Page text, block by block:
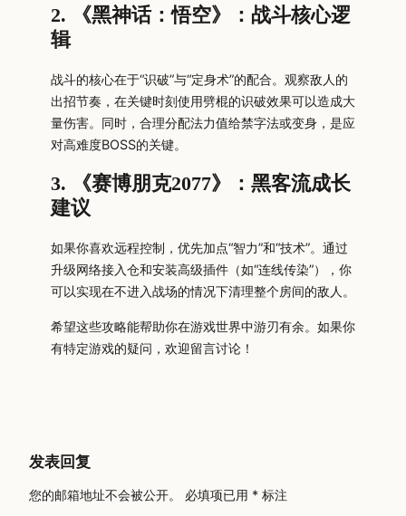
2. 《黑神话：悟空》：战斗核心逻
辑
战斗的核心在于“识破”与“定身术”的配合。观察敌人的
出招节奏，在关键时刻使用劈棍的识破效果可以造成大
量伤害。同时，合理分配法力值给禁字法或变身，是应
对高难度BOSS的关键。
3. 《赛博朋克2077》：黑客流成长
建议
如果你喜欢远程控制，优先加点“智力”和“技术”。通过
升级网络接入仓和安装高级插件（如“连线传染”），你
可以实现在不进入战场的情况下清理整个房间的敌人。
希望这些攻略能帮助你在游戏世界中游刃有余。如果你
有特定游戏的疑问，欢迎留言讨论！
发表回复
您的邮箱地址不会被公开。 必填项已用 * 标注